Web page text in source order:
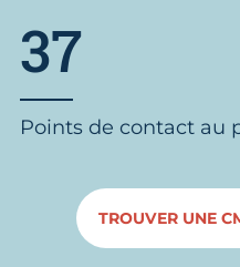
37
Points de contact au
TROUVER UNE